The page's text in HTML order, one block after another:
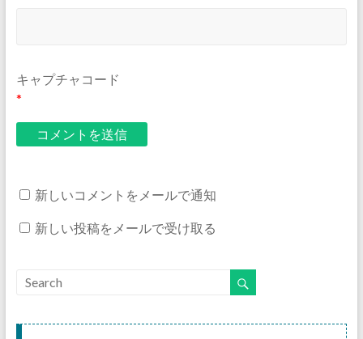
キャプチャコード
*
新しいコメントをメールで通知
新しい投稿をメールで受け取る